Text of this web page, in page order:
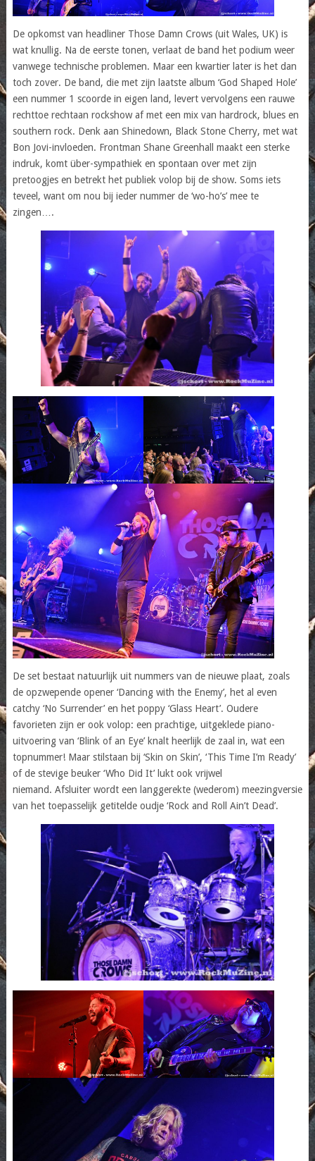
De opkomst van headliner Those Damn Crows (uit Wales, UK) is
wat knullig. Na de eerste tonen, verlaat de band het podium weer
vanwege technische problemen. Maar een kwartier later is het dan
toch zover. De band, die met zijn laatste album ‘God Shaped Hole’
een nummer 1 scoorde in eigen land, levert vervolgens een rauwe
rechttoe rechtaan rockshow af met een mix van hardrock, blues en
southern rock. Denk aan Shinedown, Black Stone Cherry, met wat
Bon Jovi-invloeden. Frontman Shane Greenhall maakt een sterke
indruk, komt über-sympathiek en spontaan over met zijn
pretoogjes en betrekt het publiek volop bij de show. Soms iets
teveel, want om nou bij ieder nummer de ‘wo-ho’s’ mee te
zingen….
De set bestaat natuurlijk uit nummers van de nieuwe plaat, zoals
de opzwepende opener ‘Dancing with the Enemy’, het al even
catchy ‘No Surrender’ en het poppy ‘Glass Heart’. Oudere
favorieten zijn er ook volop: een prachtige, uitgeklede piano-
uitvoering van ‘Blink of an Eye’ knalt heerlijk de zaal in, wat een
topnummer! Maar stilstaan bij ‘Skin on Skin’, ‘This Time I’m Ready’
of de stevige beuker ‘Who Did It’ lukt ook vrijwel
niemand. Afsluiter wordt een langgerekte (wederom) meezingversie
van het toepasselijk getitelde oudje ‘Rock and Roll Ain’t Dead’.